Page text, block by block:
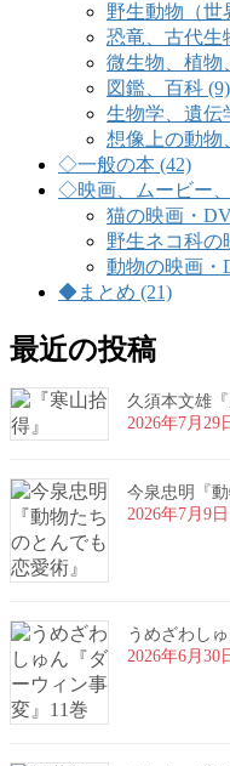
野生動物（世
恐竜、古代生
微生物、植物
図鑑、百科 (9)
生物学、遺伝
想像上の動物
◇一般の本 (42)
◇映画、ムービー
猫の映画・
野生ネコ科の
動物の映画・
◆まとめ (21)
最近の投稿
久須本文雄
2026年7月29
今泉忠明『
2026年7月9日
うめざわし
2026年6月30